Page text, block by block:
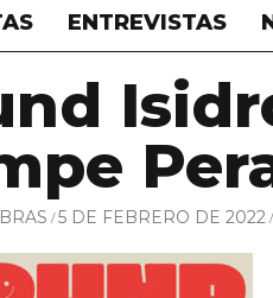
ENTREVISTAS
5 DE FEBRERO DE 2022